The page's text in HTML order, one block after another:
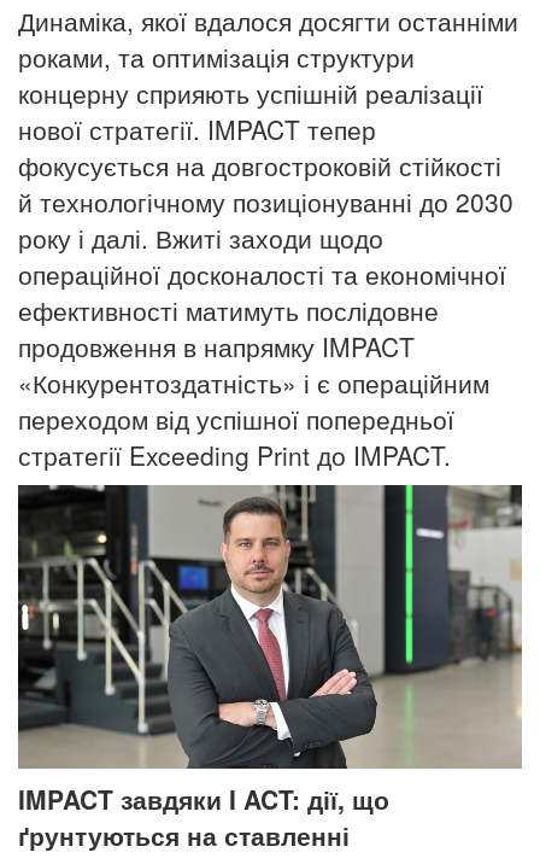
Динаміка, якої вдалося досягти останніми
роками, та оптимізація структури
концерну сприяють успішній реалізації
нової стратегії. IMPACT тепер
фокусується на довгостроковій стійкості
й технологічному позиціонуванні до 2030
року і далі. Вжиті заходи щодо
операційної досконалості та економічної
ефективності матимуть послідовне
продовження в напрямку IMPACT
«Конкурентоздатність» і є операційним
переходом від успішної попередньої
стратегії Exceeding Print до IMPACT.
IMPACT завдяки I ACT: дії, що
ґрунтуються на ставленні